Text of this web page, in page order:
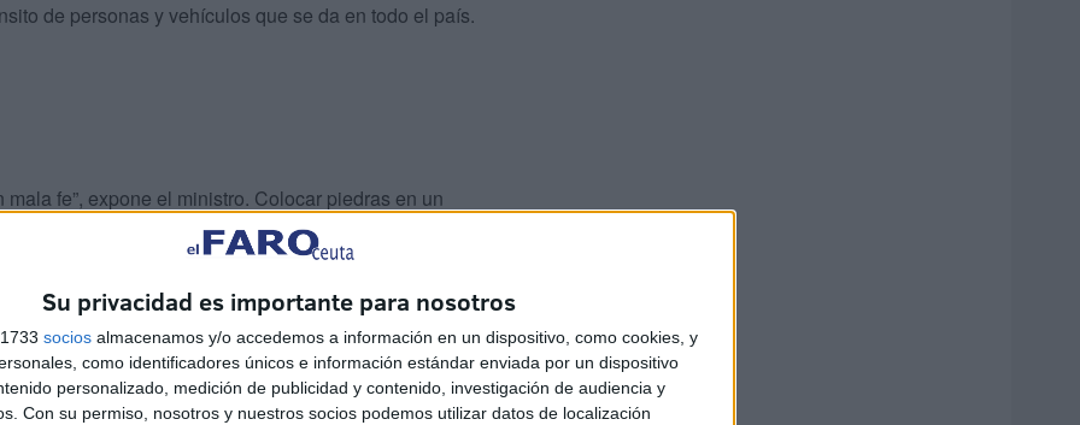
Su privacidad es importante para nosotros
socios almacenamos y/o accedemos a información en un dispositivo, como cookies, y
como identificadores únicos e información estándar enviada por un dispositivo
personalizado, medición de publicidad y contenido, investigación de audiencia y
Con su permiso, nosotros y nuestros socios podemos utilizar datos de localización
de personas y vehículos que se da en todo el país.
fe”, expone el ministro. Colocar piedras en un
es ir a favor de los intereses de las ciudades